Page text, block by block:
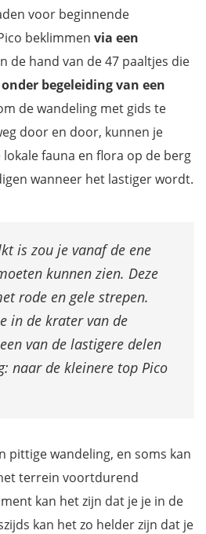
voor beginnende
beklimmen via een
de hand van de 47 paaltjes die
begeleiding van een
de wandeling met gids te
door en door, kunnen je
fauna en flora op de berg
wanneer het lastiger wordt.
is zou je vanaf de ene
kunnen zien. Deze
rode en gele strepen.
in de krater van de
van de lastigere delen
naar de kleinere top Pico
pittige wandeling, en soms kan
terrein voortdurend
kan het zijn dat je je in de
kan het zo helder zijn dat je